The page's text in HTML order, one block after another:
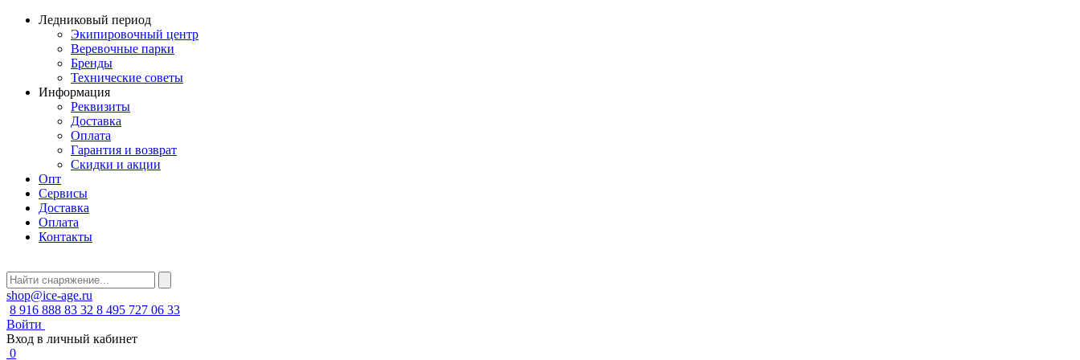
Ледниковый период
Экипировочный центр
Веревочные парки
Бренды
Технические советы
Информация
Реквизиты
Доставка
Оплата
Гарантия и возврат
Скидки и акции
Опт
Сервисы
Доставка
Оплата
Контакты
shop@ice-age.ru
8 916 888 83 32 8 495 727 06 33
Войти
Вход в личный кабинет
0